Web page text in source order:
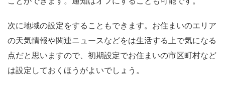
次に地域の設定をすることもできます。お住まいのエリア
の天気情報や関連ニュースなどをは生活する上で気になる
点だと思いますので、初期設定でお住まいの市区町村など
は設定しておくほうがよいでしょう。